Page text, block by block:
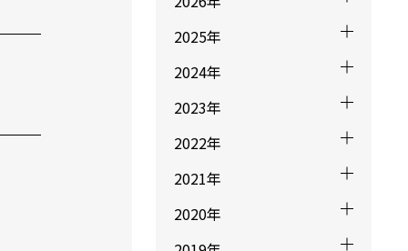
2025年
2024年
2023年
2022年
2021年
2020年